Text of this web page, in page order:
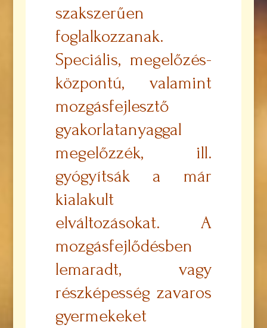
szakszerűen
foglalkozzanak.
Speciális, megelőzés-
központú, valamint
mozgásfejlesztő
gyakorlatanyaggal
megelőzzék, ill.
gyógyítsák a már
kialakult
elváltozásokat. A
mozgásfejlődésben
lemaradt, vagy
részképesség zavaros
gyermekeket